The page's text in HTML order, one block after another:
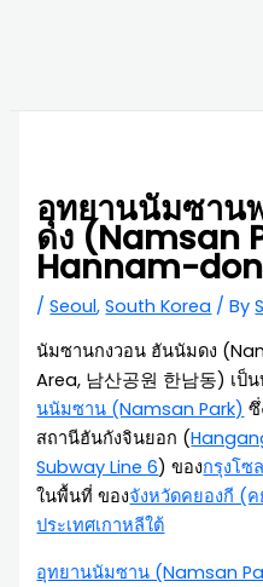
อุทยานนัมซาน
ดง (Namsan
Hannam-
/Seoul,South Korea / By
นัมซานกงวอน ฮันนัมดง
Area, 남산공원 한남동) เ
นนัมซาน (Namsan Park) ซึ่
สถานีฮันกังจินยอก (
Subway Line 6) ของกรุงโซ
ในพื้นที่ ของจังหวัดคยองกี (
ประเทศเกาหลีใต้
อุทยานนัมซาน (Namsan